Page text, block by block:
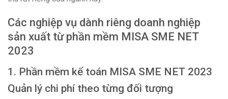
Các nghiệp vụ dành riêng doanh nghiệp
sản xuất từ phần mềm MISA SME NET
2023
1. Phần mềm kế toán MISA SME NET 2023
Quản lý chi phí theo từng đối tượng